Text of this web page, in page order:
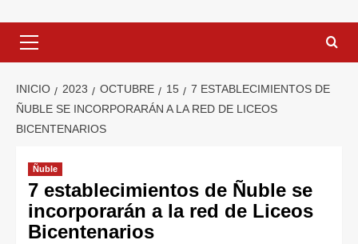
INICIO 2023 OCTUBRE 15
7 ESTABLECIMIENTOS DE
ÑUBLE SE INCORPORARÁN A LA RED DE LICEOS
BICENTENARIOS
Ñuble
7 establecimientos de Ñuble se
incorporarán a la red de Liceos
Bicentenarios